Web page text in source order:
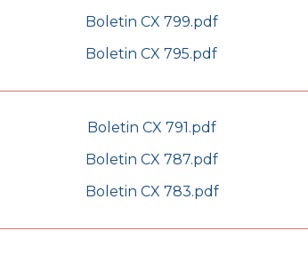
Boletin CX 799.pdf
Boletin CX 795.pdf
Boletin CX 791.pdf
Boletin CX 787.pdf
Boletin CX 783.pdf